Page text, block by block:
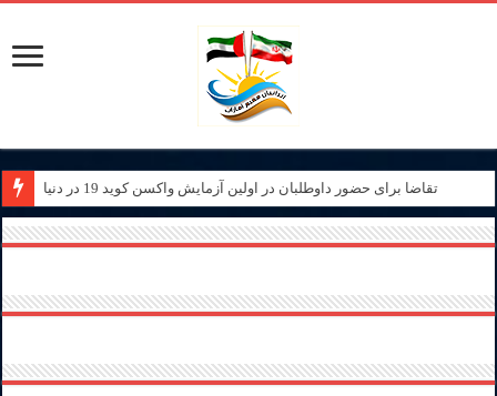
تقاضا برای حضور داوطلبان در اولین آزمایش واکسن کوید 19 در دنیا